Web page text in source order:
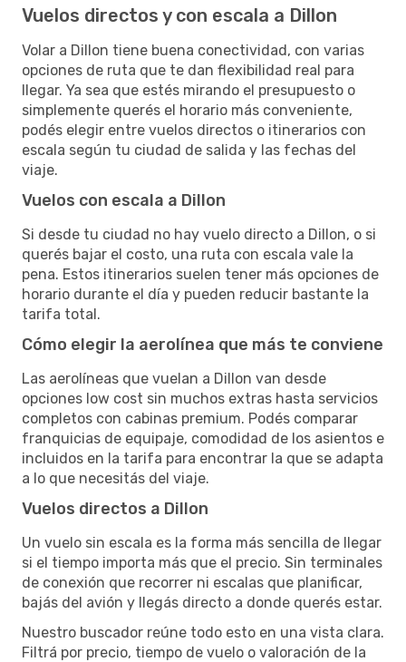
Vuelos directos y con escala a Dillon
Volar a Dillon tiene buena conectividad, con varias
opciones de ruta que te dan flexibilidad real para
llegar. Ya sea que estés mirando el presupuesto o
simplemente querés el horario más conveniente,
podés elegir entre vuelos directos o itinerarios con
escala según tu ciudad de salida y las fechas del
viaje.
Vuelos con escala a Dillon
Si desde tu ciudad no hay vuelo directo a Dillon, o si
querés bajar el costo, una ruta con escala vale la
pena. Estos itinerarios suelen tener más opciones de
horario durante el día y pueden reducir bastante la
tarifa total.
Cómo elegir la aerolínea que más te conviene
Las aerolíneas que vuelan a Dillon van desde
opciones low cost sin muchos extras hasta servicios
completos con cabinas premium. Podés comparar
franquicias de equipaje, comodidad de los asientos e
incluidos en la tarifa para encontrar la que se adapta
a lo que necesitás del viaje.
Vuelos directos a Dillon
Un vuelo sin escala es la forma más sencilla de llegar
si el tiempo importa más que el precio. Sin terminales
de conexión que recorrer ni escalas que planificar,
bajás del avión y llegás directo a donde querés estar.
Nuestro buscador reúne todo esto en una vista clara.
Filtrá por precio, tiempo de vuelo o valoración de la